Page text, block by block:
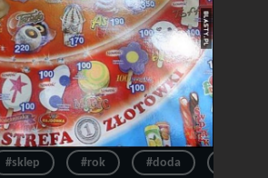
#sklep #rok #doda